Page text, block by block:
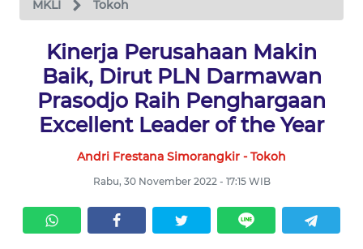
MKLI Tokoh
Kinerja Perusahaan Makin
Baik, Dirut PLN Darmawan
Prasodjo Raih Penghargaan
Excellent Leader of the Year
Andri Frestana Simorangkir - Tokoh
Rabu, 30 November 2022 - 17:15 WIB
UTAMA
SERBA-
SERBI
PERISTIWA
TOKOH